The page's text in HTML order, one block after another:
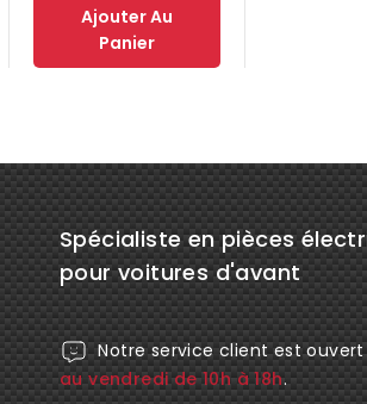
Ajouter Au
Panier
Spécialiste en pièces
pour voitures d'avant
Notre service client est ouvert
au vendredi de 10h à 18h.